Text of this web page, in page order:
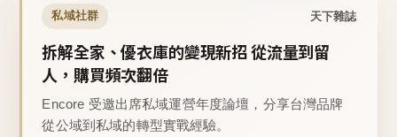
私域社群 天下雜誌
拆解全家、優衣庫的變現新招 從流量到留
人，購買頻次翻倍
Encore 受邀出席私域運營年度論壇，分享台灣品牌
從公域到私域的轉型實戰經驗。